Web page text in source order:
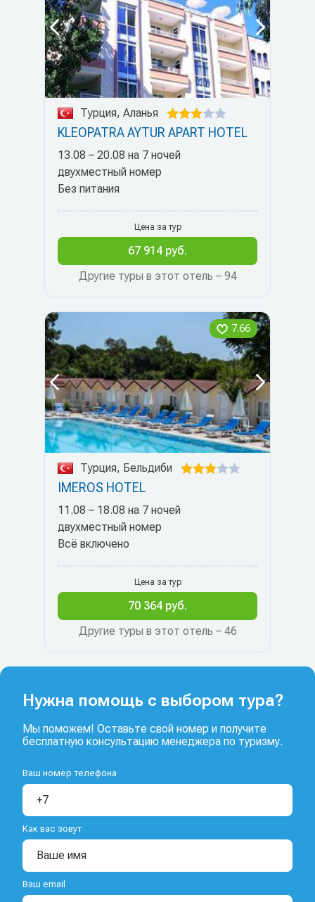
Турция, Аланья
KLEOPATRA AYTUR APART HOTEL
13.08 – 20.08 на 7 ночей
двухместный номер
Без питания
Другие туры в этот отель – 94
Цена за тур
67 914 руб.
7.66
Турция, Бельдиби
IMEROS HOTEL
11.08 – 18.08 на 7 ночей
двухместный номер
Всё включено
Другие туры в этот отель – 46
Цена за тур
70 364 руб.
Нужна помощь с выбором тура?
Мы поможем! Оставьте свой номер и получите
бесплатную консультацию менеджера по туризму.
Ваш номер телефона
Как вас зовут
Ваш email